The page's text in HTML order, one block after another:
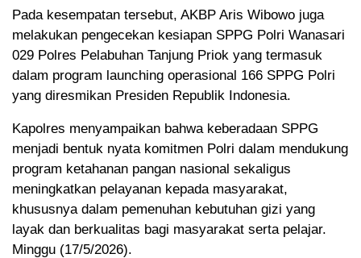
Pada kesempatan tersebut, AKBP Aris Wibowo juga
melakukan pengecekan kesiapan SPPG Polri Wanasari
029 Polres Pelabuhan Tanjung Priok yang termasuk
dalam program launching operasional 166 SPPG Polri
yang diresmikan Presiden Republik Indonesia.
Kapolres menyampaikan bahwa keberadaan SPPG
menjadi bentuk nyata komitmen Polri dalam mendukung
program ketahanan pangan nasional sekaligus
meningkatkan pelayanan kepada masyarakat,
khususnya dalam pemenuhan kebutuhan gizi yang
layak dan berkualitas bagi masyarakat serta pelajar.
Minggu (17/5/2026).